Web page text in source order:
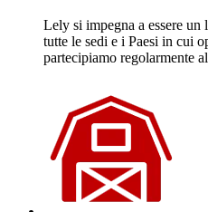
Lely si impegna a essere
tutte le sedi e i Paesi in cui
partecipiamo regolarmente